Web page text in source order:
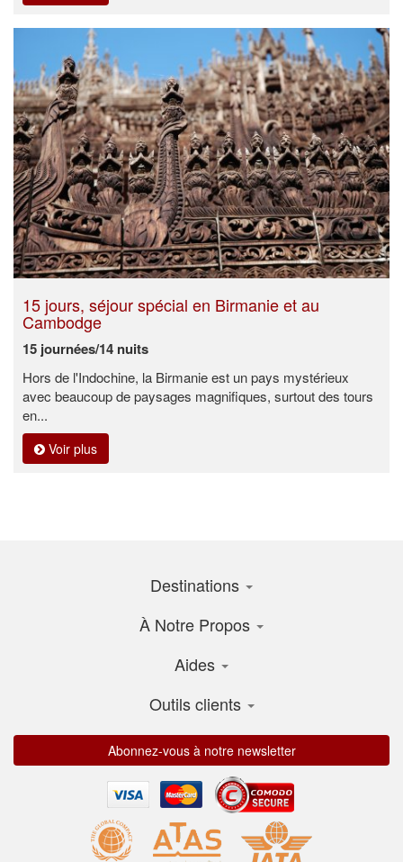
15 jours, séjour spécial en Birmanie et au
Cambodge
15 journées/14 nuits
Hors de l'Indochine, la Birmanie est un pays mystérieux
avec beaucoup de paysages magnifiques, surtout des tours
en...
Voir plus
Destinations
À Notre Propos
Aides
Outils clients
Abonnez-vous à notre newsletter